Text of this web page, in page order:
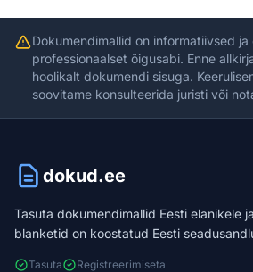
Dokumendimallid on informatiivsed ja
professionaalset õigusabi. Enne
hoolikalt dokumendi sisuga.
soovitame konsulteerida juristi või
dokud.ee
Tasuta dokumendimallid Eesti elanikele
blanketid on koostatud Eesti
Tasuta Registreerimiseta